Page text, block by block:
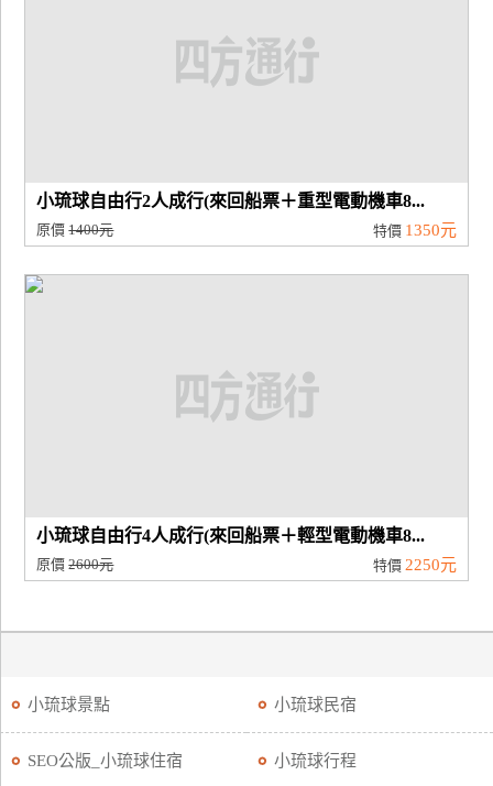
小琉球自由行2人成行(來回船票＋重型電動機車8...
原價1400元 特價 1350元
小琉球自由行4人成行(來回船票＋輕型電動機車8...
原價2600元 特價 2250元
小琉球景點 小琉球民宿
SEO公版_小琉球住宿 小琉球行程